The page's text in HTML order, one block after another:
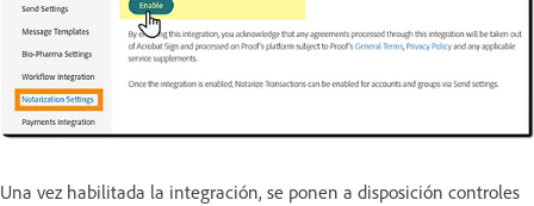
Una vez habilitada la integración, se ponen a disposición controles